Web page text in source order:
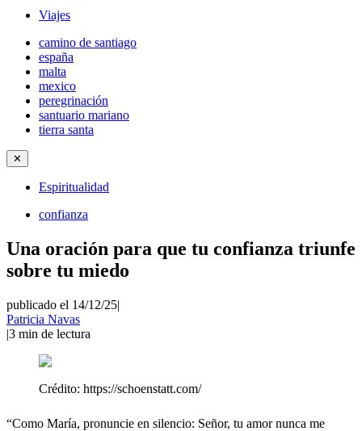
Viajes
camino de santiago
españa
malta
mexico
peregrinación
santuario mariano
tierra santa
✕
Espiritualidad
confianza
Una oración para que tu confianza triunfe
sobre tu miedo
publicado el 14/12/25|
Patricia Navas
|3 min de lectura
Crédito: https://schoenstatt.com/
“Como María, pronuncie en silencio: Señor, tu amor nunca me